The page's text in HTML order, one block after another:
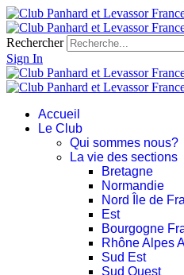
Rechercher
Sign In
Accueil
Le Club
Qui sommes nous?
La vie des sections
Bretagne
Normandie
Nord Île de
Est
Bourgogne
Rhône Alpes
Sud Est
Sud Ouest